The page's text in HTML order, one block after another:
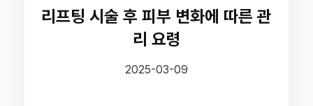
리프팅 시술 후 피부 변화에 따른 관
리 요령
2025-03-09